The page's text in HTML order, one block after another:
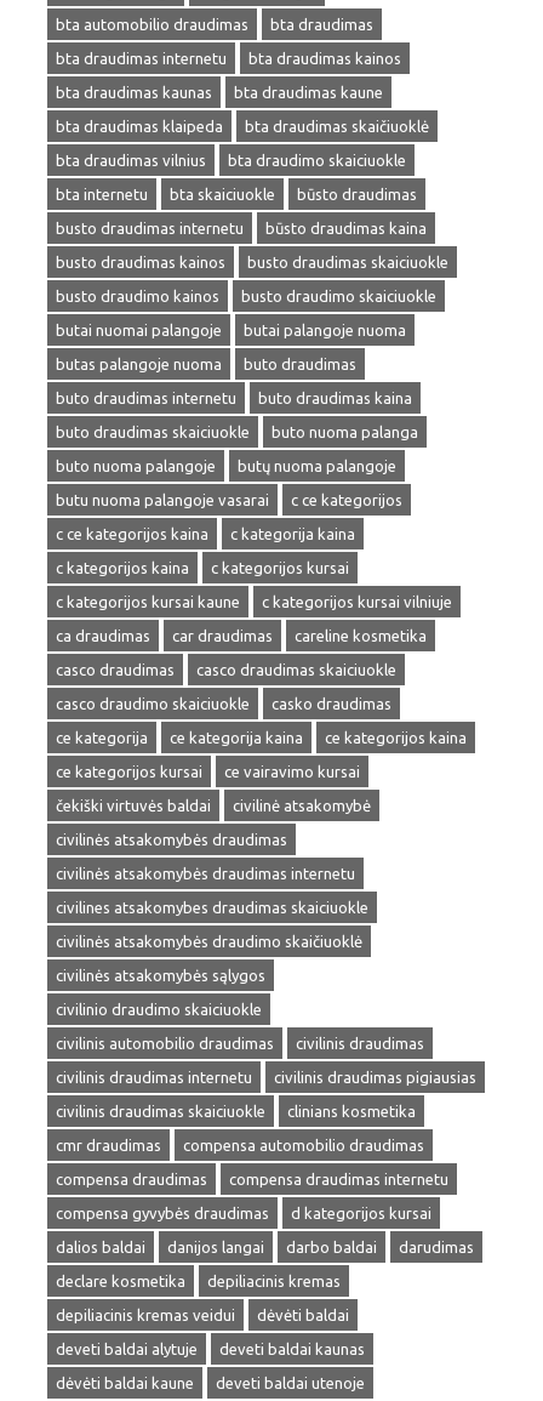
bta automobilio draudimas
bta draudimas
bta draudimas internetu
bta draudimas kainos
bta draudimas kaunas
bta draudimas kaune
bta draudimas klaipeda
bta draudimas skaičiuoklė
bta draudimas vilnius
bta draudimo skaiciuokle
bta internetu
bta skaiciuokle
būsto draudimas
busto draudimas internetu
būsto draudimas kaina
busto draudimas kainos
busto draudimas skaiciuokle
busto draudimo kainos
busto draudimo skaiciuokle
butai nuomai palangoje
butai palangoje nuoma
butas palangoje nuoma
buto draudimas
buto draudimas internetu
buto draudimas kaina
buto draudimas skaiciuokle
buto nuoma palanga
buto nuoma palangoje
butų nuoma palangoje
butu nuoma palangoje vasarai
c ce kategorijos
c ce kategorijos kaina
c kategorija kaina
c kategorijos kaina
c kategorijos kursai
c kategorijos kursai kaune
c kategorijos kursai vilniuje
ca draudimas
car draudimas
careline kosmetika
casco draudimas
casco draudimas skaiciuokle
casco draudimo skaiciuokle
casko draudimas
ce kategorija
ce kategorija kaina
ce kategorijos kaina
ce kategorijos kursai
ce vairavimo kursai
čekiški virtuvės baldai
civilinė atsakomybė
civilinės atsakomybės draudimas
civilinės atsakomybės draudimas internetu
civilines atsakomybes draudimas skaiciuokle
civilinės atsakomybės draudimo skaičiuoklė
civilinės atsakomybės sąlygos
civilinio draudimo skaiciuokle
civilinis automobilio draudimas
civilinis draudimas
civilinis draudimas internetu
civilinis draudimas pigiausias
civilinis draudimas skaiciuokle
clinians kosmetika
cmr draudimas
compensa automobilio draudimas
compensa draudimas
compensa draudimas internetu
compensa gyvybės draudimas
d kategorijos kursai
dalios baldai
danijos langai darbo baldai
darudimas
declare kosmetika
depiliacinis kremas
depiliacinis kremas veidui
dėvėti baldai
deveti baldai alytuje
deveti baldai kaunas
dėvėti baldai kaune
deveti baldai utenoje